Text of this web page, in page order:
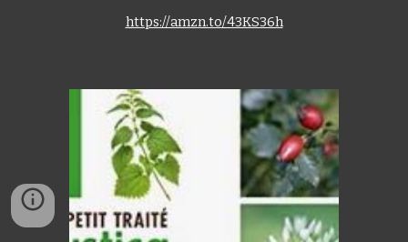
https://amzn.to/43KS36h